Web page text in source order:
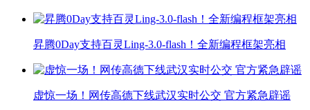
昇腾0Day支持百灵Ling-3.0-flash！全新编程框架亮相
虚惊一场！网传高德下线武汉实时公交 官方紧急辟谣